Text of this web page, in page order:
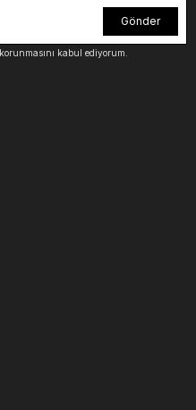
Gönder
korunmasını kabul ediyorum.